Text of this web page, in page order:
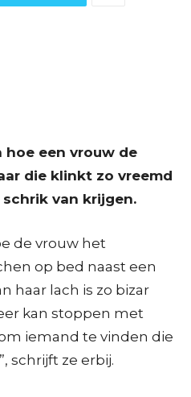
hoe een vrouw de
die klinkt zo vreemd
van krijgen.
de vrouw het
op bed naast een
haar lach is zo bizar
kan stoppen met
iemand te vinden die
schrijft ze erbij.